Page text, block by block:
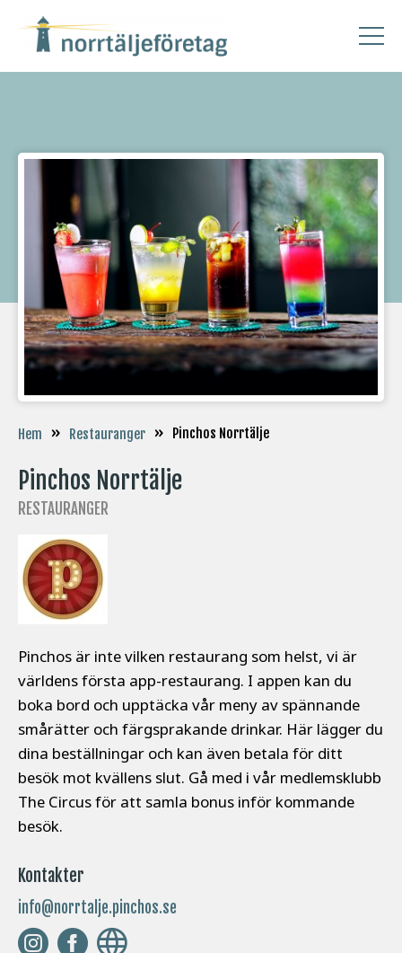
Hem » Restauranger » Pinchos Norrtälje
Pinchos Norrtälje
RESTAURANGER
Pinchos är inte vilken restaurang som helst, vi är
världens första app-restaurang. I appen kan du
boka bord och upptäcka vår meny av spännande
smårätter och färgsprakande drinkar. Här lägger du
dina beställningar och kan även betala för ditt
besök mot kvällens slut. Gå med i vår medlemsklubb
The Circus för att samla bonus inför kommande
besök.
Kontakter
info@norrtalje.pinchos.se